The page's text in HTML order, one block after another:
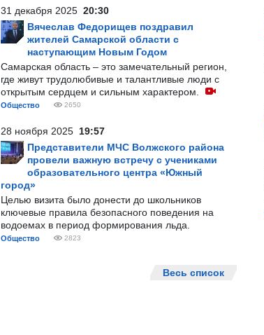
31 декабря 2025 20:30
Вячеслав Федорищев поздравил
жителей Самарской области с
наступающим Новым Годом
Самарская область – это замечательный регион,
где живут трудолюбивые и талантливые люди с
открытым сердцем и сильным характером.
Общество 2650
28 ноября 2025 19:57
Представители МЧС Волжского района
провели важную встречу с учениками
образовательного центра «Южный
город»
Целью визита было донести до школьников
ключевые правила безопасного поведения на
водоемах в период формирования льда.
Общество 2823
Весь список